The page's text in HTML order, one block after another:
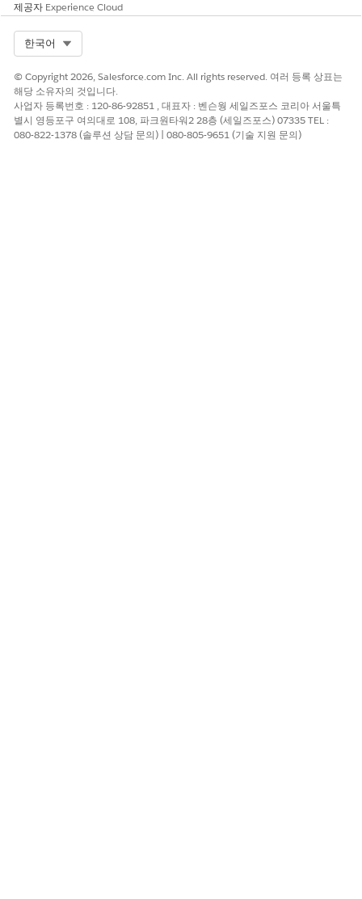
제공자 Experience Cloud
한국어
© Copyright 2026, Salesforce.com Inc. All rights reserved. 여러 등록 상표는
해당 소유자의 것입니다.
사업자 등록번호 : 120-86-92851 , 대표자 : 벤슨웡 세일즈포스 코리아 서울특
별시 영등포구 여의대로 108, 파크원타워2 28층 (세일즈포스) 07335 TEL :
080-822-1378 (솔루션 상담 문의) | 080-805-9651 (기술 지원 문의)